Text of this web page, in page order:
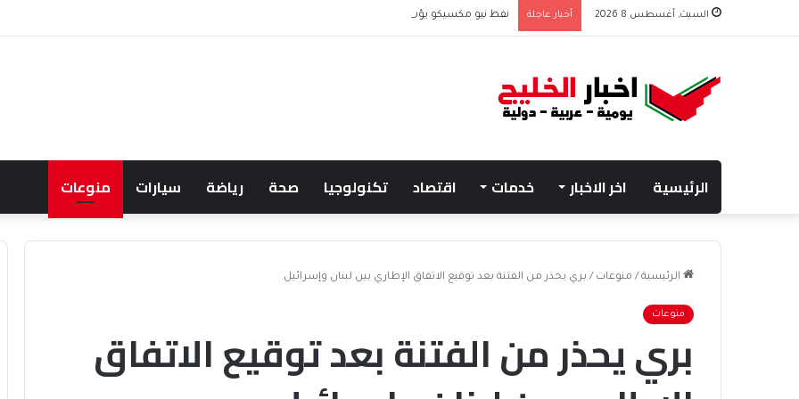
السبت, أغسطس 8 2026 أخبار عاجلة نفط نيو مكسيكو يؤسس صندوق 75 مليار دولار ويشعل جدل الإنفاق
الرئيسية اخر الاخبار خدمات اقتصاد تكنولوجيا صحة رياضة سيارات منوعات
الرئيسية / منوعات / بري يحذر من الفتنة بعد توقيع الاتفاق الإطاري بين لبنان وإسرائيل
منوعات
بري يحذر من الفتنة بعد توقيع الاتفاق